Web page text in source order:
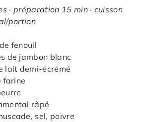
· préparation 15 min · cuisson
portion
fenouil
de jambon blanc
lait demi-écrémé
farine
râpé
sel, poivre